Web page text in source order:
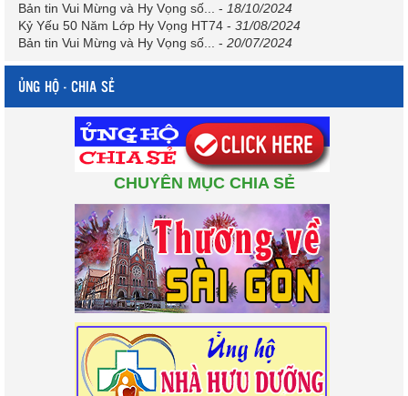
Bản tin Vui Mừng và Hy Vọng số...
- 18/10/2024
Kỷ Yếu 50 Năm Lớp Hy Vọng HT74 - 31/08/2024
Bản tin Vui Mừng và Hy Vọng số...
- 20/07/2024
ỦNG HỘ - CHIA SẺ
CHUYÊN MỤC CHIA SẺ